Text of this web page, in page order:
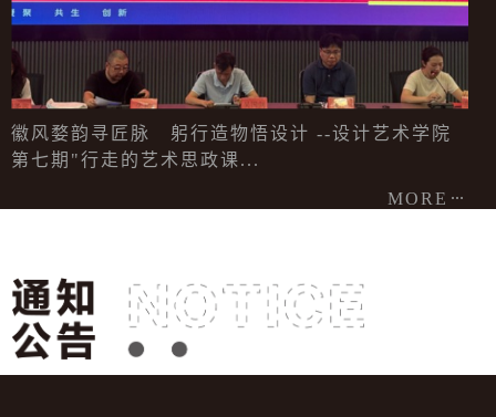
徽风婺韵寻匠脉 躬行造物悟设计 --设计艺术学院
第七期"行走的艺术思政课...
MORE